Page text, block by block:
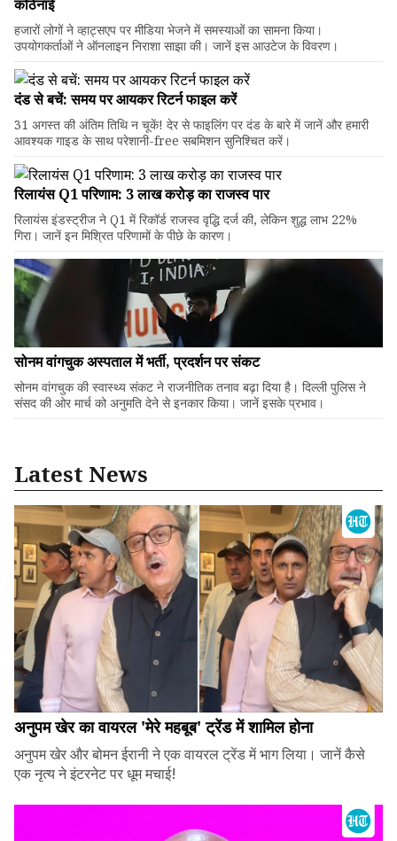
कठिनाई
हजारों लोगों ने व्हाट्सएप पर मीडिया भेजने में समस्याओं का सामना किया।
उपयोगकर्ताओं ने ऑनलाइन निराशा साझा की। जानें इस आउटेज के विवरण।
दंड से बचें: समय पर आयकर रिटर्न फाइल करें
31 अगस्त की अंतिम तिथि न चूकें! देर से फाइलिंग पर दंड के बारे में जानें और हमारी
आवश्यक गाइड के साथ परेशानी-free सबमिशन सुनिश्चित करें।
रिलायंस Q1 परिणाम: ₹3 लाख करोड़ का राजस्व पार
रिलायंस इंडस्ट्रीज ने Q1 में रिकॉर्ड राजस्व वृद्धि दर्ज की, लेकिन शुद्ध लाभ 22%
गिरा। जानें इन मिश्रित परिणामों के पीछे के कारण।
सोनम वांगचुक अस्पताल में भर्ती, प्रदर्शन पर संकट
सोनम वांगचुक की स्वास्थ्य संकट ने राजनीतिक तनाव बढ़ा दिया है। दिल्ली पुलिस ने
संसद की ओर मार्च को अनुमति देने से इनकार किया। जानें इसके प्रभाव।
Latest News
अनुपम खेर का वायरल 'मेरे महबूब' ट्रेंड में शामिल होना
अनुपम खेर और बोमन ईरानी ने एक वायरल ट्रेंड में भाग लिया। जानें कैसे
एक नृत्य ने इंटरनेट पर धूम मचाई!